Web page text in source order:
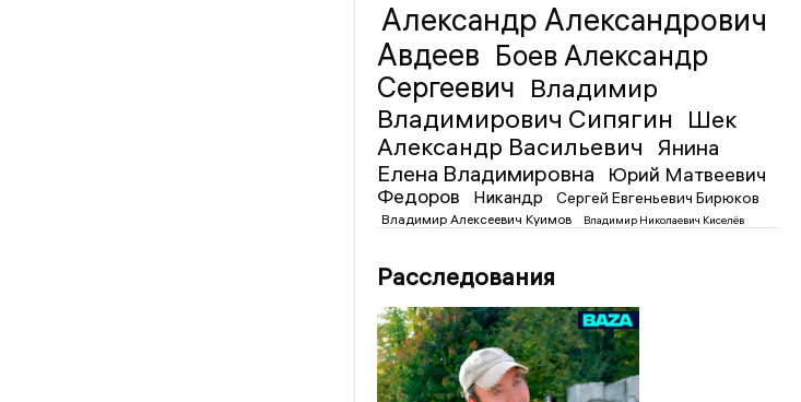
Александр Александрович
Авдеев Боев Александр
Сергеевич Владимир
Владимирович Сипягин Шек
Александр Васильевич
Янина
Елена Владимировна
Юрий Матвеевич
Федоров
Никандр Сергей Евгеньевич Бирюков
Владимир Алексеевич Куимов Владимир Николаевич Киселёв
Расследования